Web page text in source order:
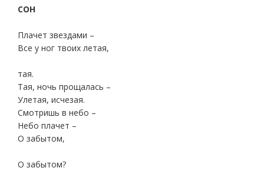
СОН
Плачет звездами –
Все у ног твоих летая,
тая.
Тая, ночь прощалась –
Улетая, исчезая.
Смотришь в небо –
Небо плачет –
О забытом,
О забытом?